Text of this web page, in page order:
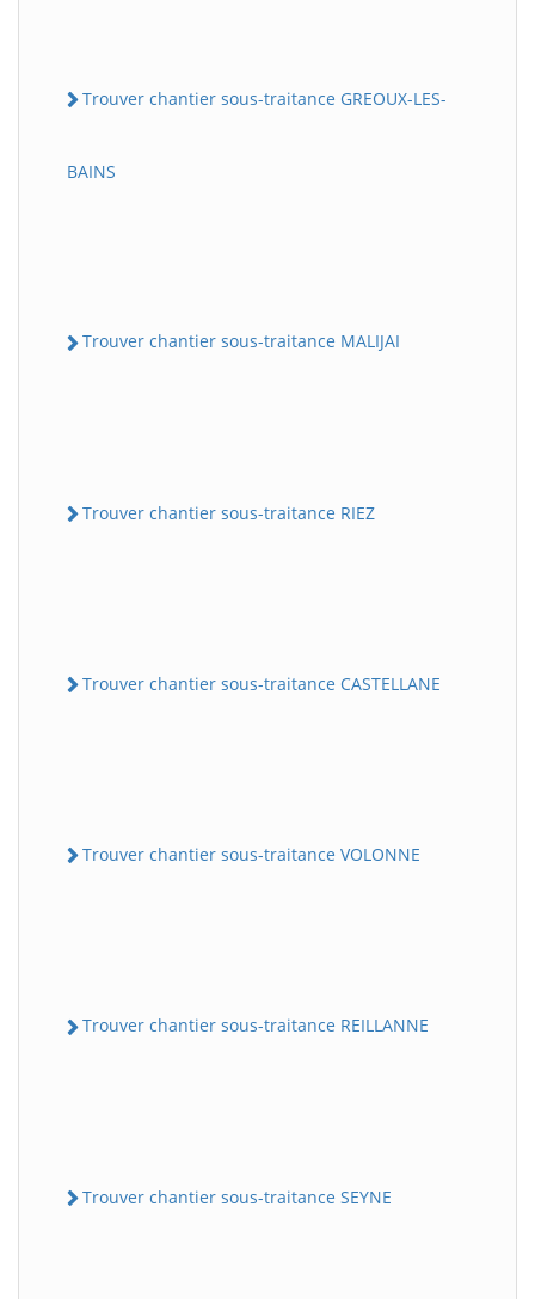
Trouver chantier sous-traitance GREOUX-LES-
BAINS
Trouver chantier sous-traitance MALIJAI
Trouver chantier sous-traitance RIEZ
Trouver chantier sous-traitance CASTELLANE
Trouver chantier sous-traitance VOLONNE
Trouver chantier sous-traitance REILLANNE
Trouver chantier sous-traitance SEYNE